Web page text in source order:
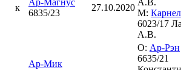
к
Ар-Магнус
6835/23
27.10.2020
А.В.
М:
6023/17
А.В.
Ар-Мик
О: Ар-Рэн
6635/21